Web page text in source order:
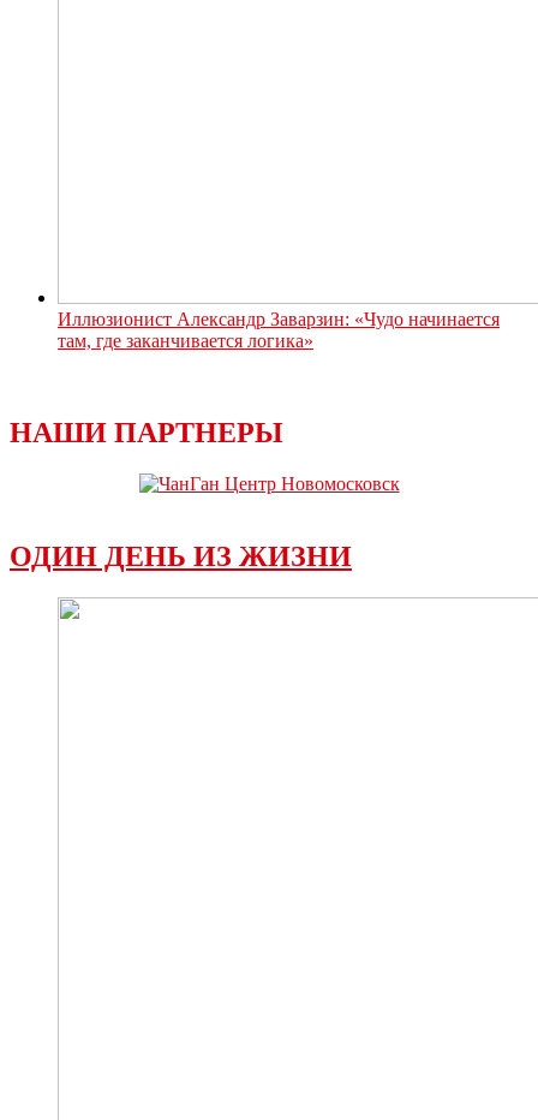
Иллюзионист Александр Заварзин: «Чудо начинается
там, где заканчивается логика»
НАШИ ПАРТНЕРЫ
ОДИН ДЕНЬ ИЗ ЖИЗНИ